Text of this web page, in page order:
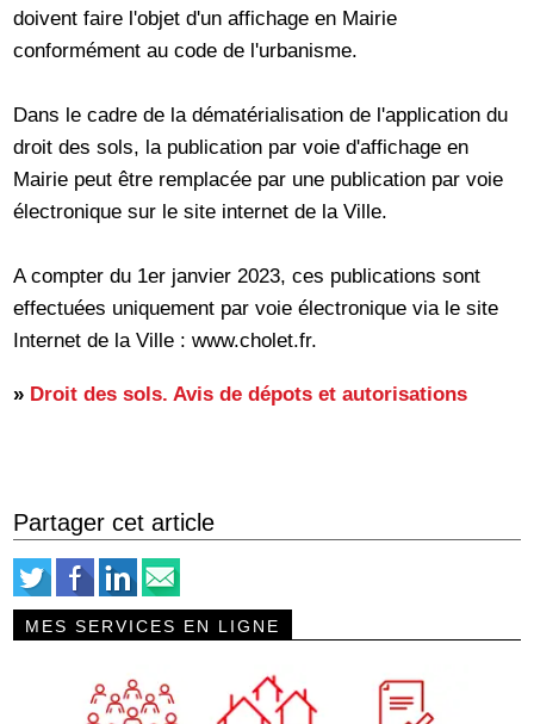
doivent faire l'objet d'un affichage en Mairie
conformément au code de l'urbanisme.
Dans le cadre de la dématérialisation de l'application du
droit des sols, la publication par voie d'affichage en
Mairie peut être remplacée par une publication par voie
électronique sur le site internet de la Ville.
A compter du 1er janvier 2023, ces publications sont
effectuées uniquement par voie électronique via le site
Internet de la Ville : www.cholet.fr.
» Droit des sols. Avis de dépots et autorisations
Partager cet article
MES SERVICES EN LIGNE